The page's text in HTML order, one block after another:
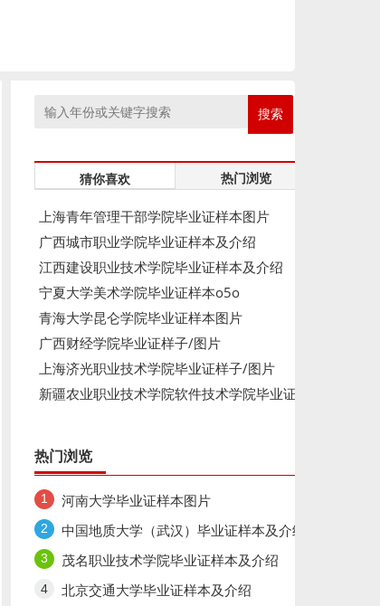
搜索
猜你喜欢 热门浏览
上海青年管理干部学院毕业证样本图片
广西城市职业学院毕业证样本及介绍
江西建设职业技术学院毕业证样本及介绍
宁夏大学美术学院毕业证样本o5o
青海大学昆仑学院毕业证样本图片
广西财经学院毕业证样子/图片
上海济光职业技术学院毕业证样子/图片
新疆农业职业技术学院软件技术学院毕业证
热门浏览
河南大学毕业证样本图片
中国地质大学（武汉）毕业证样本及介绍
茂名职业技术学院毕业证样本及介绍
北京交通大学毕业证样本及介绍